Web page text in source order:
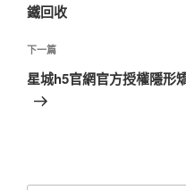
覽
篇
章
鐵回收
下
一
下一篇
星城h5官網官方授權隱形